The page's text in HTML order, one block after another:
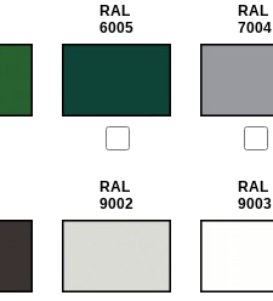
RAL
6005
RAL
7004
RAL
9002
RAL
9003